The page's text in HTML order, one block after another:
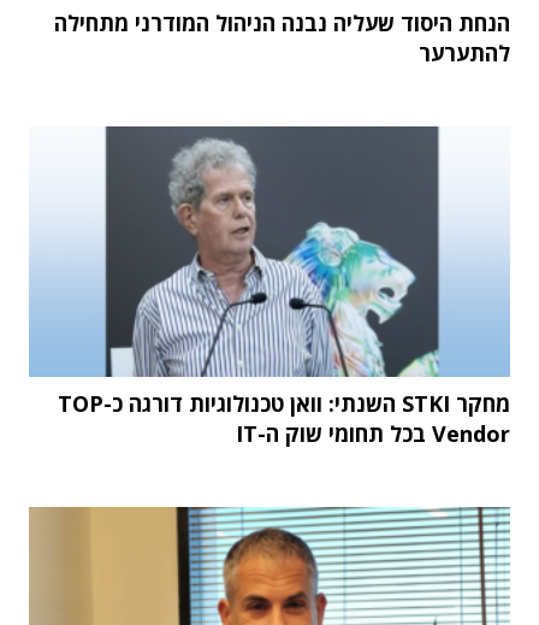
הנחת היסוד שעליה נבנה הניהול המודרני מתחילה
להתערער
מחקר STKI השנתי: וואן טכנולוגיות דורגה כ-TOP
Vendor בכל תחומי שוק ה-IT